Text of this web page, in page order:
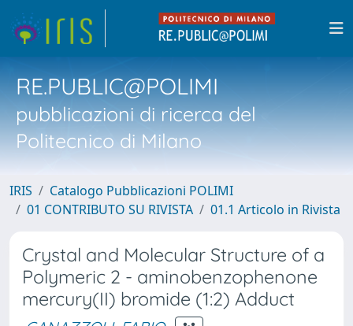
RE.PUBLIC@POLIMI
pubblicazioni di ricerca del
Politecnico di Milano
IRIS
Catalogo Pubblicazioni POLIMI
01 CONTRIBUTO SU RIVISTA
01.1 Articolo in Rivista
Crystal and Molecular Structure of a
Polymeric 2 - aminobenzophenone
mercury(II) bromide (1:2) Adduct